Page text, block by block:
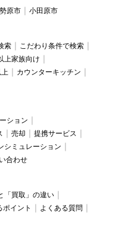
原市 小田原市
索
こだわり条件で検索
上家族向け
カウンターキッチン
ション
売却
提携サービス
シミュレーション
合わせ
「買取」の違い
ポイント
よくある質問